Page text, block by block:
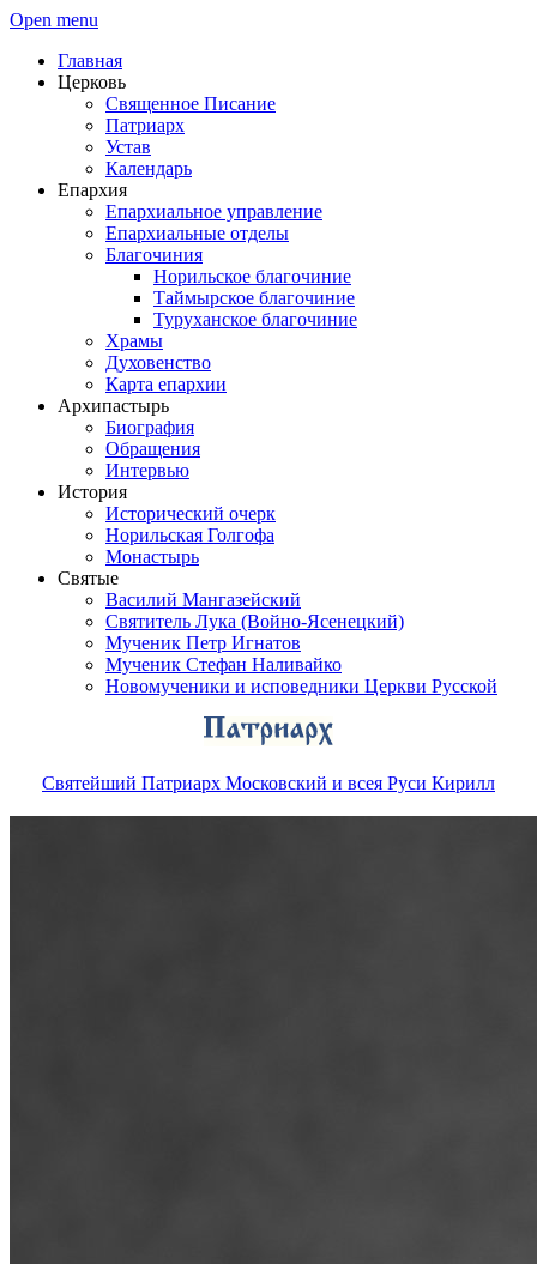
Open menu
Главная
Церковь
Священное Писание
Патриарх
Устав
Календарь
Епархия
Епархиальное управление
Епархиальные отделы
Благочиния
Норильское благочиние
Таймырское благочиние
Туруханское благочиние
Храмы
Духовенство
Карта епархии
Архипастырь
Биография
Обращения
Интервью
История
Исторический очерк
Норильская Голгофа
Монастырь
Святые
Василий Мангазейский
Святитель Лука (Войно-Ясенецкий)
Мученик Петр Игнатов
Мученик Стефан Наливайко
Новомученики и исповедники Церкви Русской
Святейший Патриарх Московский и всея Руси Кирилл